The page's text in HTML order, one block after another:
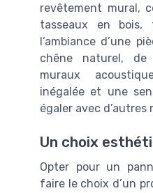
revêtement mural,
tasseaux en bois,
l’ambiance d’une
chêne naturel,
muraux
inégalée et une
égaler avec d’autres
Un choix
Opter pour un
faire le choix d’un